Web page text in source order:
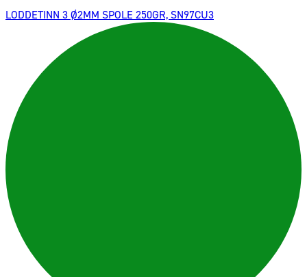
LODDETINN 3 Ø2MM SPOLE 250GR, SN97CU3